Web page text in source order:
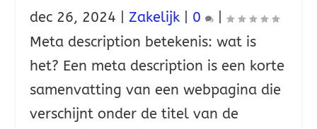
dec 26, 2024 |Zakelijk 0
|
Meta description betekenis: wat is
het? Een meta description is een korte
samenvatting van een webpagina die
verschijnt onder de titel van de